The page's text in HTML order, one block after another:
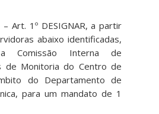
– Art. 1º DESIGNAR, a partir
abaixo identificadas,
Comissão Interna de
de Monitoria do Centro de
do Departamento de
para um mandato de 1